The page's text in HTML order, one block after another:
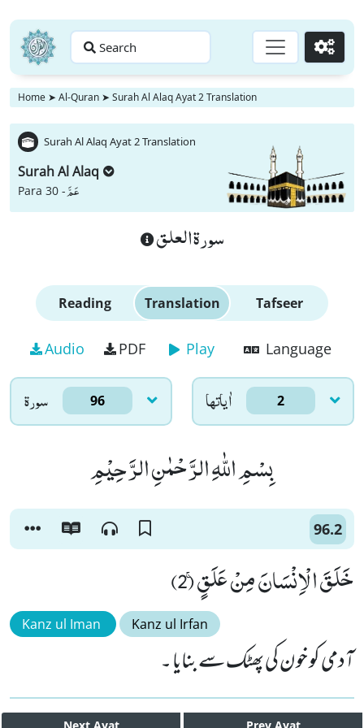
Search Go
Home ➤ Al-Quran ➤ Surah Al Alaq Ayat 2 Translation
Surah Al Alaq Ayat 2 Translation
Surah Al Alaq
Para 30 -عَمَّ
سورة العلق
Reading Translation Tafseer
Audio PDF Play Language
سورۃ 96 اٰياتها 2
بِسْمِ اللّٰهِ الرَّحْمٰنِ الرَّحِیْمِ
96.2
خَلَقَ الْاِنْسَانَ مِنْ عَلَقٍۚ (2)
Kanz ul Iman Kanz ul Irfan
آدمی کو خون کی پھٹک سے بنایا ۔